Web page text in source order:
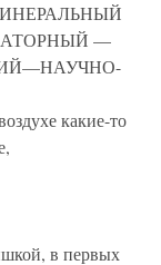
—
какие-то
в первых